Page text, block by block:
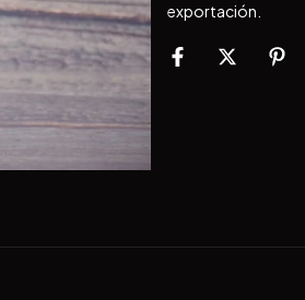
exportación.